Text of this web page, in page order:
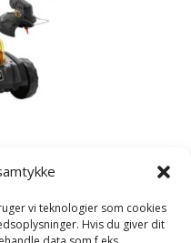
vi teknologier som cookies
Hvis du giver dit